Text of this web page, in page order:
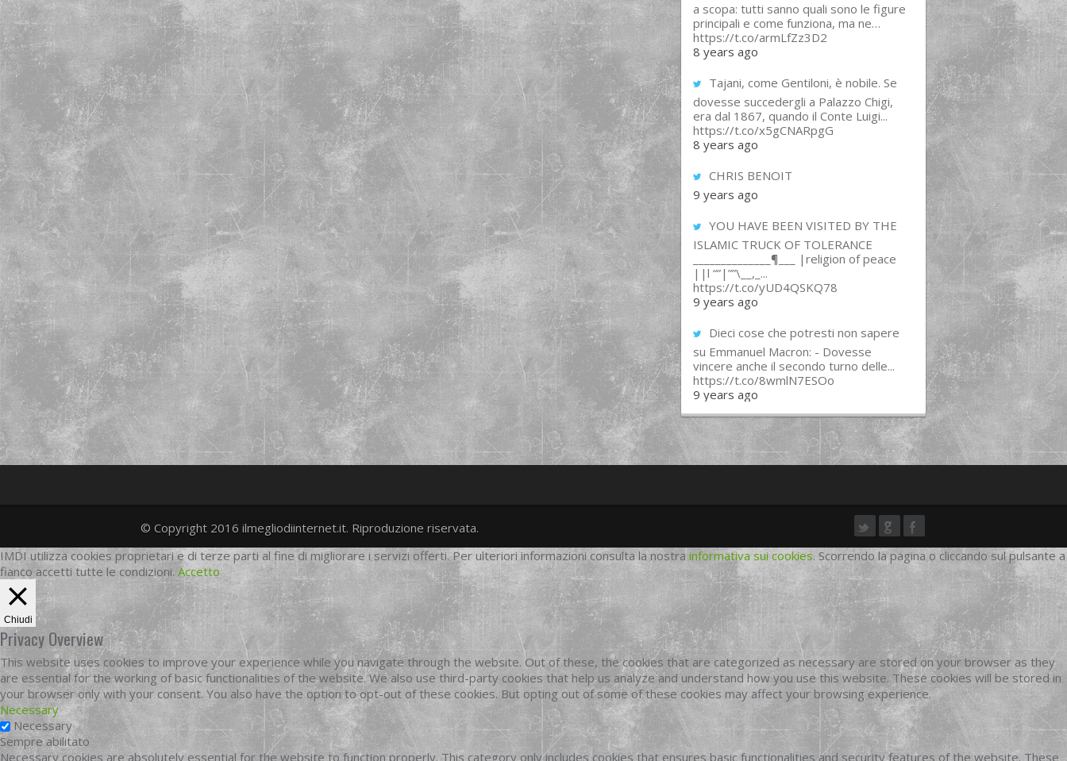
a scopa: tutti sanno quali sono le figure
principali e come funziona, ma ne…
https://t.co/armLfZz3D2
8 years ago
Tajani, come Gentiloni, è nobile. Se
dovesse succedergli a Palazzo Chigi,
era dal 1867, quando il Conte Luigi...
https://t.co/x5gCNARpgG
8 years ago
CHRIS BENOIT
9 years ago
YOU HAVE BEEN VISITED BY THE
ISLAMIC TRUCK OF TOLERANCE
______________¶___ |religion of peace
||l “”|””\__,_...
https://t.co/yUD4QSKQ78
9 years ago
Dieci cose che potresti non sapere
su Emmanuel Macron: - Dovesse
vincere anche il secondo turno delle...
https://t.co/8wmlN7ESOo
9 years ago
twittergoogleplus
facebook
© Copyright 2016 ilmegliodiinternet.it. Riproduzione riservata.
IMDI utilizza cookies proprietari e di terze parti al fine di migliorare i servizi offerti. Per ulteriori informazioni consulta la nostra informativa sui cookies. Scorrendo la pagina o cliccando sul pulsante a
fianco accetti tutte le condizioni. Accetto
Chiudi
Privacy Overview
This website uses cookies to improve your experience while you navigate through the website. Out of these, the cookies that are categorized as necessary are stored on your browser as they
are essential for the working of basic functionalities of the website. We also use third-party cookies that help us analyze and understand how you use this website. These cookies will be stored in
your browser only with your consent. You also have the option to opt-out of these cookies. But opting out of some of these cookies may affect your browsing experience.
Necessary
Necessary
Sempre abilitato
Necessary cookies are absolutely essential for the website to function properly. This category only includes cookies that ensures basic functionalities and security features of the website. These